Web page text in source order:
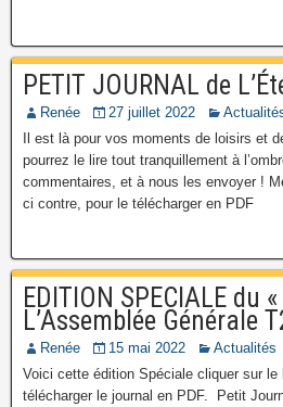
PETIT JOURNAL de
Renée 27 juillet 2022
Il est là pour vos moments de loisirs et
pourrez le lire tout tranquillement à
commentaires, et à nous les envoyer !
ci contre, pour le télécharger en
EDITION SPECIALE du
L’Assemblée Générale
Renée 15 mai 2022 Actualités
Voici cette édition Spéciale cliquer sur le
télécharger le journal en PDF. Petit